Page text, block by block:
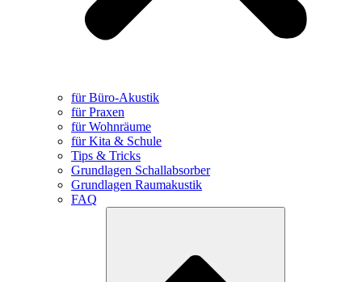
für Büro-Akustik
für Praxen
für Wohnräume
für Kita & Schule
Tips & Tricks
Grundlagen Schallabsorber
Grundlagen Raumakustik
FAQ